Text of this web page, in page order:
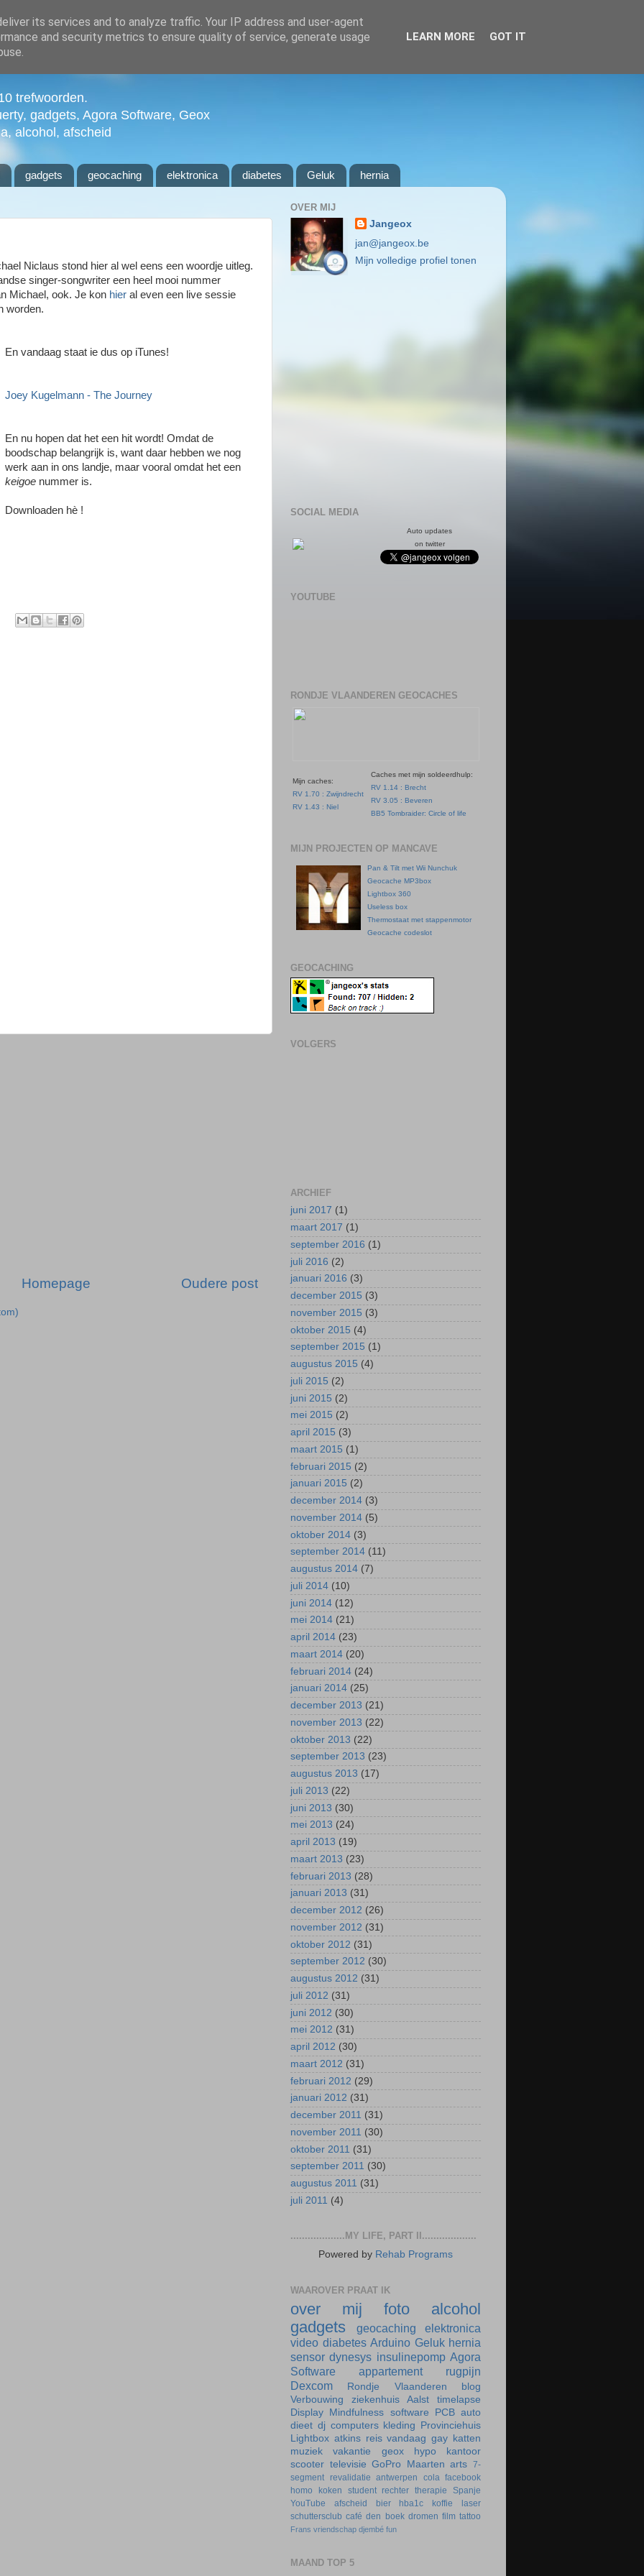
trefwoorden.
gadgets, Agora Software, Geox
alcohol, afscheid
gadgets geocaching elektronica diabetes Geluk hernia
Niclaus stond hier al wel eens een woordje uitleg.
singer-songwriter een heel mooi nummer
Michael, ook. Je kon hier al even een live sessie
worden.
En vandaag staat ie dus op iTunes!
Joey Kugelmann - The Journey
En nu hopen dat het een hit wordt! Omdat de
boodschap belangrijk is, want daar hebben we nog
werk aan in ons landje, maar vooral omdat het een
keigoenummer is.
Downloaden hè !
Oudere post
Homepage
OVER MIJ
Jangeox
jan@jangeox.be
Mijn volledige profiel tonen
SOCIAL MEDIA
Auto updates
on twitter
YOUTUBE
RONDJE VLAANDEREN GEOCACHES
Mijn caches:
RV 1.70 : Zwijndrecht
RV 1.43 : Niel
Caches met mijn soldeerdhulp:
RV 1.14 : Brecht
RV 3.05 : Beveren
BB5 Tombraider: Circle of life
MIJN PROJECTEN OP MANCAVE
Pan & Tilt met Wii Nunchuk
Geocache MP3box
Lightbox 360
Useless box
Thermostaat met stappenmotor
Geocache codeslot
GEOCACHING
VOLGERS
ARCHIEF
juni 2017 (1)
maart 2017 (1)
september 2016 (1)
juli 2016 (2)
januari 2016 (3)
december 2015 (3)
november 2015 (3)
oktober 2015 (4)
september 2015 (1)
augustus 2015 (4)
juli 2015 (2)
juni 2015 (2)
mei 2015 (2)
april 2015 (3)
maart 2015 (1)
februari 2015 (2)
januari 2015 (2)
december 2014 (3)
november 2014 (5)
oktober 2014 (3)
september 2014 (11)
augustus 2014 (7)
juli 2014 (10)
juni 2014 (12)
mei 2014 (21)
april 2014 (23)
maart 2014 (20)
februari 2014 (24)
januari 2014 (25)
december 2013 (21)
november 2013 (22)
oktober 2013 (22)
september 2013 (23)
augustus 2013 (17)
juli 2013 (22)
juni 2013 (30)
mei 2013 (24)
april 2013 (19)
maart 2013 (23)
februari 2013 (28)
januari 2013 (31)
december 2012 (26)
november 2012 (31)
oktober 2012 (31)
september 2012 (30)
augustus 2012 (31)
juli 2012 (31)
juni 2012 (30)
mei 2012 (31)
april 2012 (30)
maart 2012 (31)
februari 2012 (29)
januari 2012 (31)
december 2011 (31)
november 2011 (30)
oktober 2011 (31)
september 2011 (30)
augustus 2011 (31)
juli 2011 (4)
...................MY LIFE, PART II...................
Powered by Rehab Programs
WAAROVER PRAAT IK
over mij foto
alcohol
gadgets
geocaching
elektronica
video diabetes Arduino Geluk hernia
sensor dynesys insulinepomp Agora
Software
appartement
rugpijn
Dexcom
Rondje Vlaanderen
blog
Verbouwing
ziekenhuis Aalst
timelapse
Display
Mindfulness software PCB auto
dieet dj computers kleding
Provinciehuis
Lightbox atkins reis vandaag gay katten
muziek
vakantie geox hypo
kantoor
scooter televisie GoPro Maarten arts 7-
segment revalidatie antwerpen cola facebook
homo
koken student rechter therapie
Spanje
YouTube
afscheid bier hba1c koffie
laser
schuttersclub café den boek dromen film tattoo
Frans vriendschap djembé fun
MAAND TOP 5
its services and to analyze traffic. Your IP address and user-agent
and security metrics to ensure quality of service, generate usage
LEARN MORE GOT IT